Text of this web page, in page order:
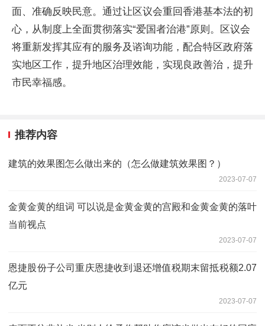
面、准确反映民意。通过让区议会重回香港基本法的初
心，从制度上全面贯彻落实“爱国者治港”原则。区议会
将重新发挥其应有的服务及谘询功能，配合特区政府落
实地区工作，提升地区治理效能，实现良政善治，提升
市民幸福感。
推荐内容
建筑的效果图怎么做出来的（怎么做建筑效果图？）
2023-07-07
金黄金黄的组词 可以说是金黄金黄的宫殿和金黄金黄的落叶
当前视点
2023-07-07
恩捷股份子公司重庆恩捷收到退还增值税期末留抵税额2.07
亿元
2023-07-07